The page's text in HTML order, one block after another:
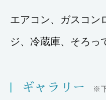
エアコン、ガスコン
ジ、冷蔵庫、そろっ
ギャラリー
※